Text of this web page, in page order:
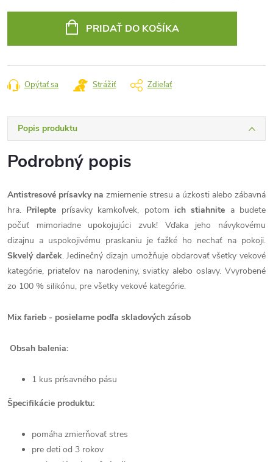
PRIDAŤ DO KOŠÍKA
Opýtať sa Strážiť Zdieľať
Popis produktu
Podrobný popis
Antistresové prísavky na zmiernenie stresu a úzkosti alebo zábavná
hra. Prilepte prísavky kamkoľvek, potom ich stiahnite a budete
počuť mimoriadne upokojujúci zvuk! Vďaka jeho návykovému
dizajnu a uspokojivému praskaniu je ťažké ho nechať na pokoji.
Skvelý darček. Jedinečný dizajn umožňuje obdarovať všetky vekové
kategórie, priateľov na narodeniny, sviatky alebo oslavy. Vvyrobené
zo 100 % silikónu, pre všetky vekové kategórie.
Mix farieb - posielame podľa skladových zásob
Obsah balenia:
1 kus prísavného pásu
Špecifikácie produktu:
pomáha zmierňovať stres
pre deti od 3 rokov